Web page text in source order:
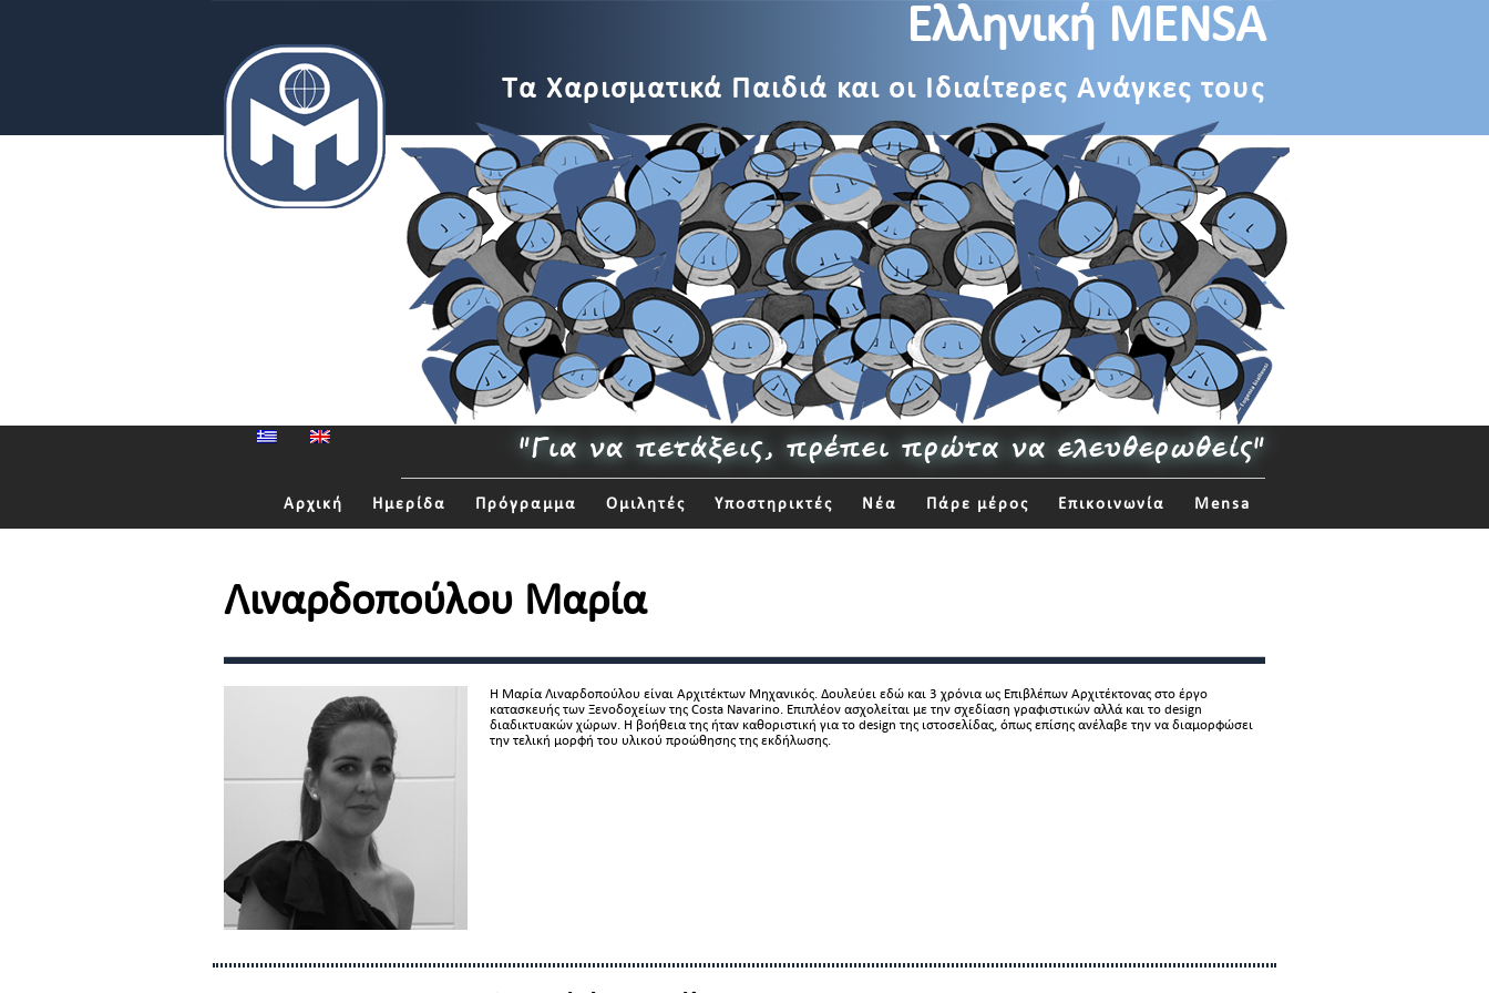
MENSA
Ελληνική MENSA
Τα Χαρισματικά Παιδιά και οι Ιδιαίτερες Ανάγκες τους
Μουσικής
Αθηνών
"Για να πετάξεις, πρέπει πρώτα να ελευθερωθείς"
Αρχική Ημερίδα Πρόγραμμα Ομιλητές Υποστηρικτές Νέα Πάρε μέρος Επικοινωνία Mensa
Λιναρδοπούλου Μαρία
Η Μαρία Λιναρδοπούλου είναι Αρχιτέκτων Μηχανικός. Δουλεύει εδώ και 3 χρόνια ως Επιβλέπων Αρχιτέκτονας στο έργο
κατασκευής των Ξενοδοχείων της Costa Navarino. Επιπλέον ασχολείται με την σχεδίαση γραφιστικών αλλά και το design
διαδικτυακών χώρων. H βοήθεια της ήταν καθοριστική για το design της ιστοσελίδας, όπως επίσης ανέλαβε την να διαμορφώσει
την τελική μορφή του υλικού προώθησης της εκδήλωσης.